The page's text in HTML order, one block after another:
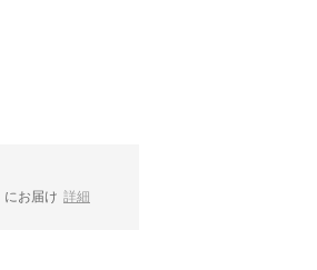
にお届け 詳細